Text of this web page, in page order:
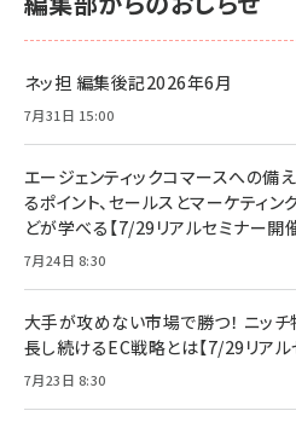
ネッ担 編集後記2026年6月
7月31日 15:00
エージェンティックコマースへの備
るポイント、セールスとマーケティ
どが学べる【7/29リアルセミナー開
7月24日 8:30
大手が攻めない市場で勝つ！ ニッ
長し続けるEC戦略とは【7/29リアル
7月23日 8:30